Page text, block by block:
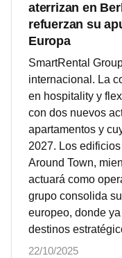
aterrizan en
refuerzan su
Europa
SmartRental
internacional. La
en hospitality y
con dos nuevos
apartamentos y
2027. Los
Around Town,
actuará como
grupo consolida
europeo, donde
destinos
22/10/2025